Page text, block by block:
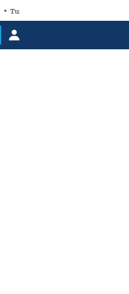
Turbina eólica